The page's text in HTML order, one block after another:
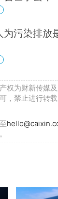
污染排放
权为财新传媒
，禁止进行转